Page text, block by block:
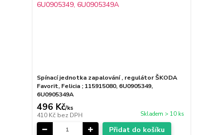
Spínací jednotka zapalování , regulátor ŠKODA
Favorit, Felicia ; 115915080, 6U0905349,
6U0905349A
496 Kč/ks
410 Kč bez DPH Skladem > 10 ks
Přidat do košíku